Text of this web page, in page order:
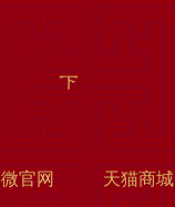
微官网 天猫商城